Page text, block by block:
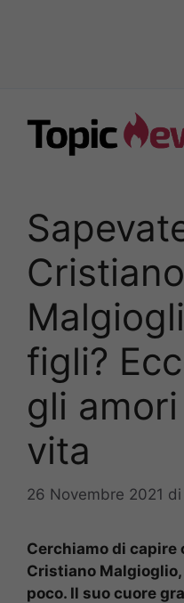
contenuto
Cristiano
figli?
gli
vita
26 Novembre 2021 di
Cerchiamo di capire
Cristiano
poco. Il suo cuore